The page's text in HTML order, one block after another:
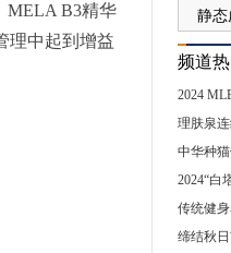
MELA B3精华
理中起到增益
频道
2024
理肤泉
中华种
2024“白
传统健
缔结秋